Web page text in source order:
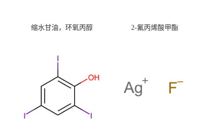
缩水甘油，环氧丙醇 2-氟丙烯酸甲酯